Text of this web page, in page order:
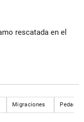
rescatada en el
Migraciones